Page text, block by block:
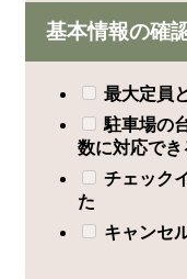
基本情報の確
最大定員
駐車場の
数に対応でき
チェック
た
キャンセ